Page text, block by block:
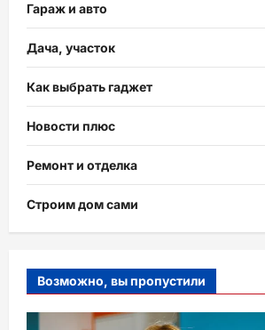
Гараж и авто
Дача, участок
Как выбрать гаджет
Новости плюс
Ремонт и отделка
Строим дом сами
Возможно, вы пропустили